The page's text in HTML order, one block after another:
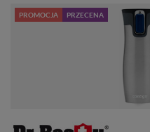
PROMOCJA PRZECENA